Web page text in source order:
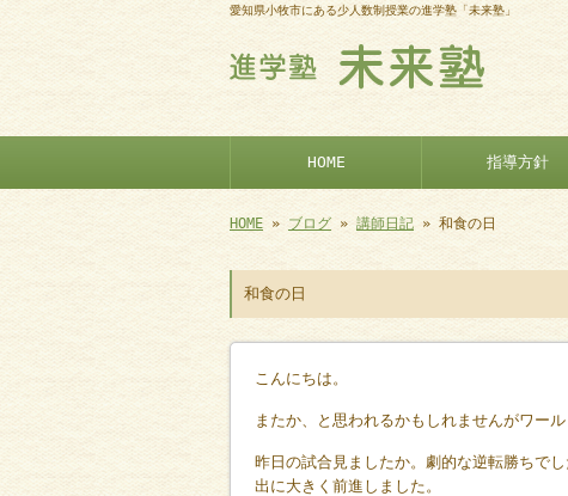
愛知県小牧市にある少人数制授業の進学塾「未来塾」
HOME 指導方針
HOME » ブログ » 講師日記 » 和食の日
和食の日
こんにちは。
またか、と思われるかもしれませんがワール
昨日の試合見ましたか。劇的な逆転勝ちで
出に大きく前進しました。